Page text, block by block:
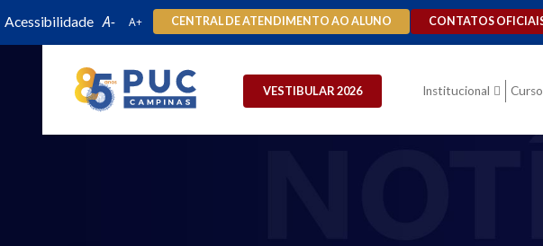
Acessibilidade CENTRAL DE ATENDIMENTO AO ALUNO CONTATOS
VESTIBULAR 2026 Institucional